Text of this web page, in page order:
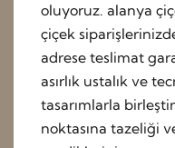
oluyoruz. alanya
çiçek
adrese teslimat
asırlık ustalık ve
tasarımlarla
noktasına tazeliği